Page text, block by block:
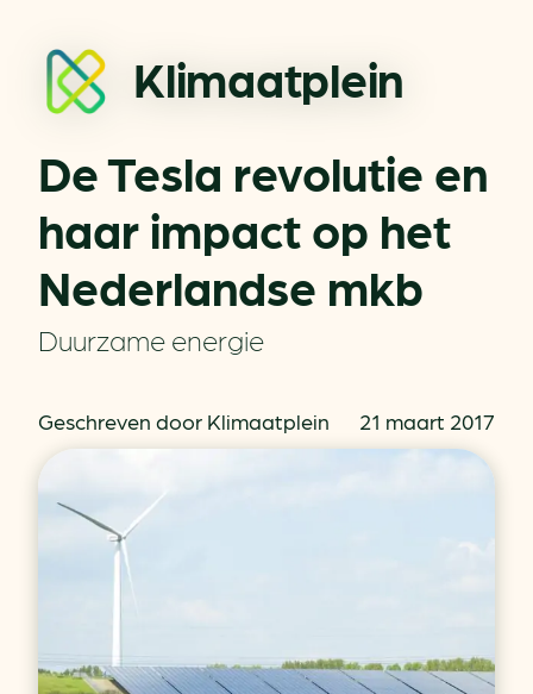
Klimaatplein
De Tesla revolutie en
haar impact op het
Nederlandse mkb
Duurzame energie
Geschreven door Klimaatplein 21 maart 2017